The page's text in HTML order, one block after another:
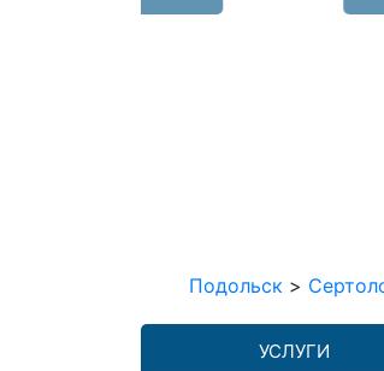
Подольск >
УСЛУГИ